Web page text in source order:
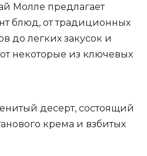
Молле предлагает
блюд, от традиционных
до легких закусок и
некоторые из ключевых
десерт, состоящий
крема и взбитых